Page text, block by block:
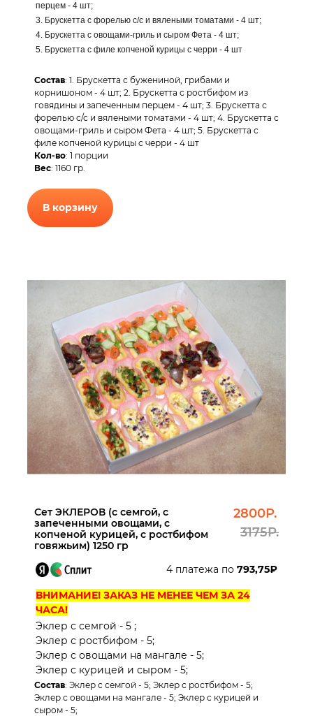
перцем - 4 шт;
3. Брускетта с форелью с/с и вялеными томатами - 4 шт;
4. Брускетта с овощами-гриль и сыром Фета - 4 шт;
5. Брускетта с филе копченой курицы с черри - 4 шт
Состав: 1. Брускетта с бужениной, грибами и
корнишоном - 4 шт; 2. Брускетта с ростбифом из
говядины и запеченным перцем - 4 шт; 3. Брускетта с
форелью с/с и вялеными томатами - 4 шт; 4. Брускетта с
овощами-гриль и сыром Фета - 4 шт; 5. Брускетта с
филе копченой курицы с черри - 4 шт
Кол-во: 1 порции
Вес: 1160 гр.
В корзину
Сет ЭКЛЕРОВ (с семгой, с
запеченными овощами, с
копченой курицей, с ростбифом
говяжьим) 1250 гр
2800Р.
3175Р.
4 платежа по 793,75₽
ВНИМАНИЕ! ЗАКАЗ НЕ МЕНЕЕ ЧЕМ ЗА 24
ЧАСА!
Эклер с семгой - 5 ;
Эклер с ростбифом - 5;
Эклер с овощами на мангале - 5;
Эклер с курицей и сыром - 5;
Состав: Эклер с семгой - 5; Эклер с ростбифом - 5;
Эклер с овощами на мангале - 5; Эклер с курицей и
сыром - 5;